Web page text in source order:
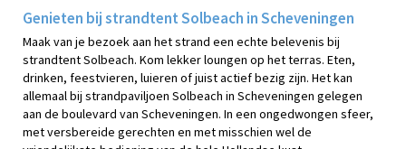
Genieten bij strandtent Solbeach in Scheveningen
Maak van je bezoek aan het strand een echte belevenis bij
strandtent Solbeach. Kom lekker loungen op het terras. Eten,
drinken, feestvieren, luieren of juist actief bezig zijn. Het kan
allemaal bij strandpaviljoen Solbeach in Scheveningen gelegen
aan de boulevard van Scheveningen. In een ongedwongen sfeer,
met versbereide gerechten en met misschien wel de